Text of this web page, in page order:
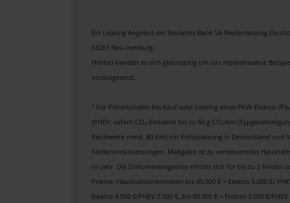
Ein Leasing Angebot der Stellantis Bank SA Niederlassung
63263 Neu-Isenburg.
Hierbei handelt es sich gleichzeitig um das repräsentative
vorausgesetzt.
1 Für Privatkunden bei Kauf oder Leasing eines PKW-Elektro-/
(PHEV: sofern CO₂-Emission bis zu 60 g CO₂/km
Reichweite mind. 80 Km) mit Erstzulassung in Deutschland und
Fördervoraussetzungen. Maßgabe ist zu versteuerndes
im Jahr. Die Einkommensgrenze erhöht sich für bis zu 2 Kinder
Prämie: Haushaltseinkommen bis 45.000 € = Elektro 5.000 €/
Elektro 4.000 €/PHEV 2.500 €, bis 80.000 € = Elektro 3.000 €/